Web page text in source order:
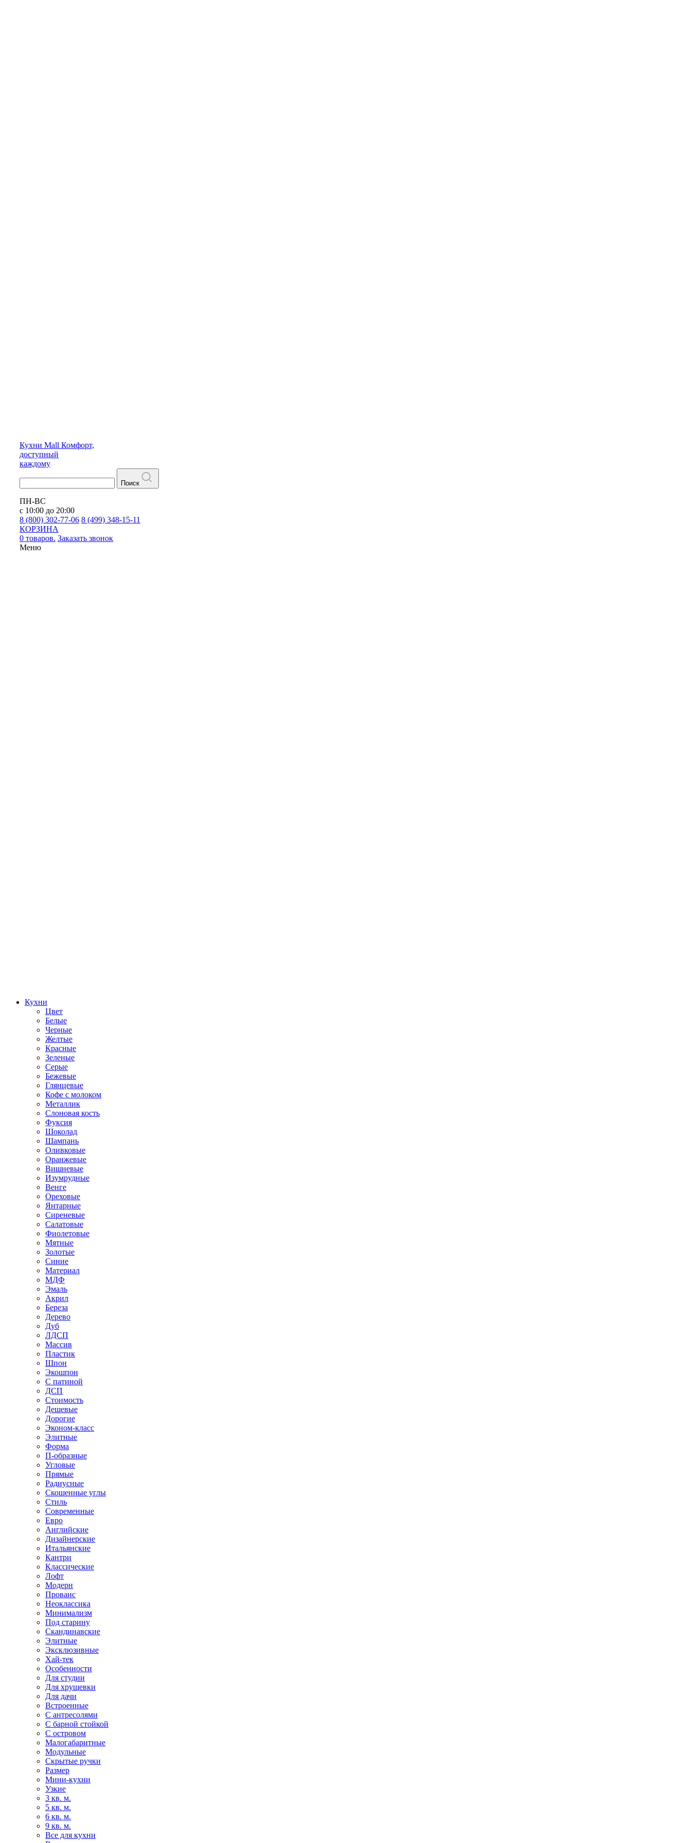
Кухни Mall Комфорт,
доступный
каждому
Поиск
ПН-ВС
с 10:00 до 20:00
8 (800) 302-77-06 8 (499) 348-15-11
КОРЗИНА
0 товаров. Заказать звонок
Меню
Кухни
Цвет
Белые
Черные
Желтые
Красные
Зеленые
Серые
Бежевые
Глянцевые
Кофе с молоком
Металлик
Слоновая кость
Фуксия
Шоколад
Шампань
Оливковые
Оранжевые
Вишневые
Изумрудные
Венге
Ореховые
Янтарные
Сиреневые
Салатовые
Фиолетовые
Мятные
Золотые
Синие
Материал
МДФ
Эмаль
Акрил
Береза
Дерево
Дуб
ЛДСП
Массив
Пластик
Шпон
Экошпон
С патиной
ДСП
Стоимость
Дешевые
Дорогие
Эконом-класс
Элитные
Форма
П-образные
Угловые
Прямые
Радиусные
Скошенные углы
Стиль
Современные
Евро
Английские
Дизайнерские
Итальянские
Кантри
Классические
Лофт
Модерн
Прованс
Неоклассика
Минимализм
Под старину
Скандинавские
Элитные
Эксклюзивные
Хай-тек
Особенности
Для студии
Для хрущевки
Для дачи
Встроенные
С антресолями
С барной стойкой
С островом
Малогабаритные
Модульные
Скрытые ручки
Размер
Мини-кухни
Узкие
3 кв. м.
5 кв. м.
6 кв. м.
9 кв. м.
Все для кухни